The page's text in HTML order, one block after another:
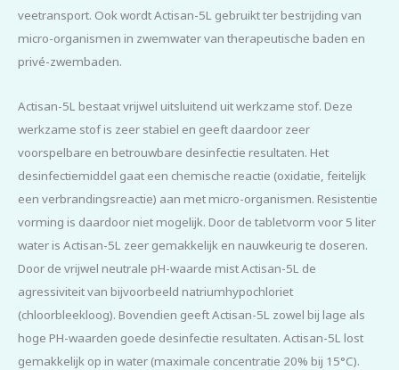
veetransport. Ook wordt Actisan-5L gebruikt ter bestrijding van
micro-organismen in zwemwater van therapeutische baden en
privé-zwembaden.
Actisan-5L bestaat vrijwel uitsluitend uit werkzame stof. Deze
werkzame stof is zeer stabiel en geeft daardoor zeer
voorspelbare en betrouwbare desinfectie resultaten. Het
desinfectiemiddel gaat een chemische reactie (oxidatie, feitelijk
een verbrandingsreactie) aan met micro-organismen. Resistentie
vorming is daardoor niet mogelijk. Door de tabletvorm voor 5 liter
water is Actisan-5L zeer gemakkelijk en nauwkeurig te doseren.
Door de vrijwel neutrale pH-waarde mist Actisan-5L de
agressiviteit van bijvoorbeeld natriumhypochloriet
(chloorbleekloog). Bovendien geeft Actisan-5L zowel bij lage als
hoge PH-waarden goede desinfectie resultaten. Actisan-5L lost
gemakkelijk op in water (maximale concentratie 20% bij 15°C).